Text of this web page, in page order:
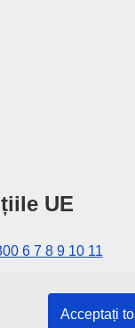
Acceptați
UE
6 7 8 9 10 11
de contact